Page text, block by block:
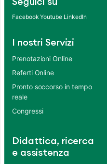
Seguici su
Facebook Youtube LinkedIn
I nostri Servizi
Prenotazioni Online
Referti Online
Pronto soccorso in tempo
reale
Congressi
Didattica, ricerca
e assistenza